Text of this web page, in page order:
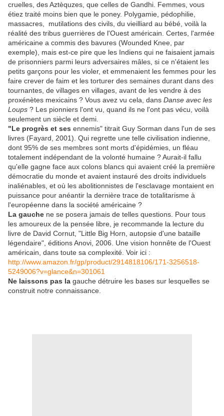
cruelles, des Aztèquzes, que celles de Gandhi. Femmes, vous
étiez traité moins bien que le poney. Polygamie, pédophilie,
massacres, mutilations des civils, du vieilliard au bébé, voilà la
réalité des tribus guerrières de l'Ouest américain. Certes, l'armée
américaine a commis des bavures (Wounded Knee, par
exemple), mais est-ce pire que les Indiens qui ne faisaient jamais
de prisonniers parmi leurs adversaires mâles, si ce n'étaient les
petits garçons pour les violer, et emmenaient les femmes pour les
faire crever de faim et les torturer des semaines durant dans des
tournantes, de villages en villages, avant de les vendre à des
proxénètes mexicains ? Vous avez vu cela, dans Danse avec les
Loups ? Les pionniers l'ont vu, quand ils ne l'ont pas vécu, voilà
seulement un siècle et demi.
"Le progrès et ses ennemis" titrait Guy Sorman dans l'un de ses
livres (Fayard, 2001). Qui regrette une telle civilisation indienne,
dont 95% de ses membres sont morts d'épidémies, un fléau
totalement indépendant de la volonté humaine ? Aurait-il fallu
qu'elle gagne face aux colons blancs qui avaient créé la première
démocratie du monde et avaient instauré des droits individuels
inaliénables, et où les abolitionnistes de l'esclavage montaient en
puissance pour anéantir la dernière trace de totalitarisme à
l'européenne dans la société américaine ?
La gauche ne se posera jamais de telles questions. Pour tous
les amoureux de la pensée libre, je recommande la lecture du
livre de David Cornut, "Little Big Horn, autopsie d'une bataille
légendaire", éditions Anovi, 2006. Une vision honnête de l'Ouest
américain, dans toute sa complexité. Voir ici :
http://www.amazon.fr/gp/product/2914818106/171-3256518-
5249006?v=glance&n=301061
Ne laissons pas la gauche détruire les bases sur lesquelles se
construit notre connaissance.